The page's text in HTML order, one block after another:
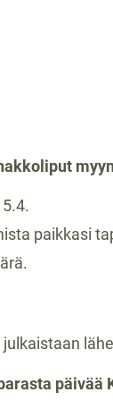
paikkasi
päivää